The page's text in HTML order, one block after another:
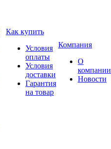
Как купить
Условия
оплаты
Условия
доставки
Гарантия
на товар
Компания
О
компании
Новости